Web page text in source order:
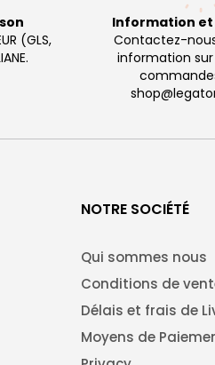
(GLS,
Information et
Contactez-
information
NOTRE SOCIÉTÉ
Qui sommes nous
Conditions de
Délais et frais de
Moyens de